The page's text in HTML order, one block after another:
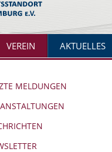
VEREIN AKTUELLES
MELDUNGEN